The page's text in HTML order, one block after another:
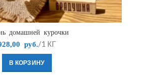
домашней курочки
руб. /1 КГ
В КОРЗИНУ